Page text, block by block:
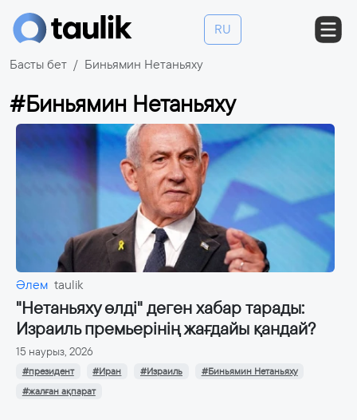
RU
Басты бет Биньямин Нетаньяху
#Биньямин Нетаньяху
Әлем taulik
"Нетаньяху өлді" деген хабар тарады:
Израиль премьерінің жағдайы қандай?
15 наурыз, 2026
#президент #Иран #Израиль
#Биньямин Нетаньяху
#жалған ақпарат